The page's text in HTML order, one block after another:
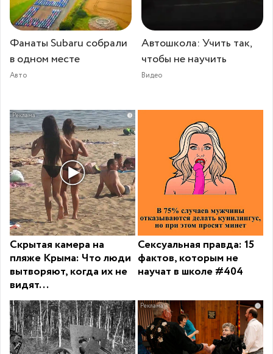
Фанаты Subaru собрали
в одном месте
Авто
Автошкола: Учить так,
чтобы не научить
Видео
i
Скрытая камера на
пляже Крыма: Что люди
вытворяют, когда их не
видят...
Сексуальная правда: 15
фактов, которым не
научат в школе #404
i